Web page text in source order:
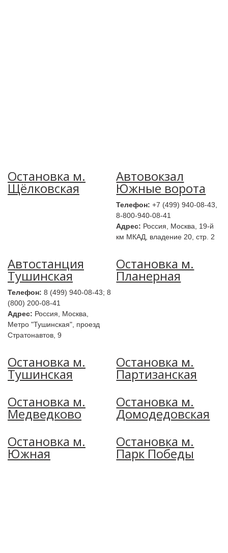
Остановка м.
Щёлковская
Автовокзал
Южные ворота
Телефон: +7 (499) 940-08-43,
8-800-940-08-41
Адрес: Россия, Москва, 19-й
км МКАД, владение 20, стр. 2
Автостанция
Тушинская
Телефон: 8 (499) 940-08-43; 8
(800) 200-08-41
Адрес: Россия, Москва,
Метро "Тушинская", проезд
Стратонавтов, 9
Остановка м.
Планерная
Остановка м.
Тушинская
Остановка м.
Партизанская
Остановка м.
Медведково
Остановка м.
Домодедовская
Остановка м.
Южная
Остановка м.
Парк Победы